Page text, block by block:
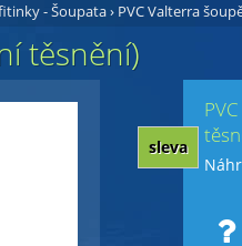
- Šoupata› PVC Valterra
těsnění)
sleva